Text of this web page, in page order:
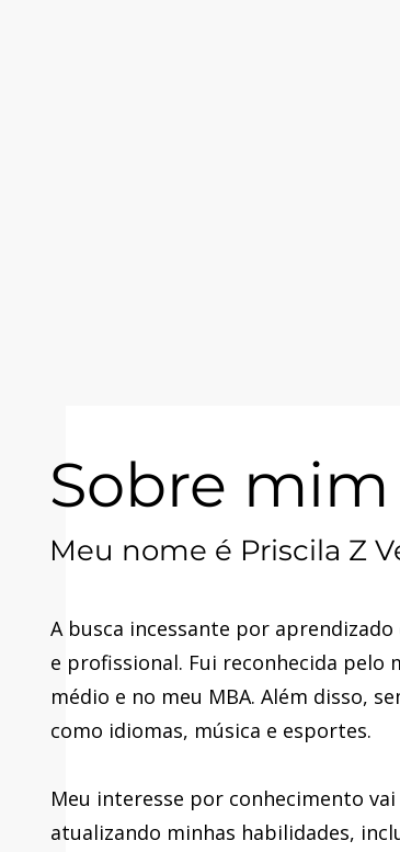
Sobre mim
Meu nome é Priscila Z
A busca incessante por
e profissional. Fui reconhecida pelo
médio e no meu MBA. Além disso,
como idiomas, música e esportes.
Meu interesse por conhecimento
atualizando minhas habilidades,